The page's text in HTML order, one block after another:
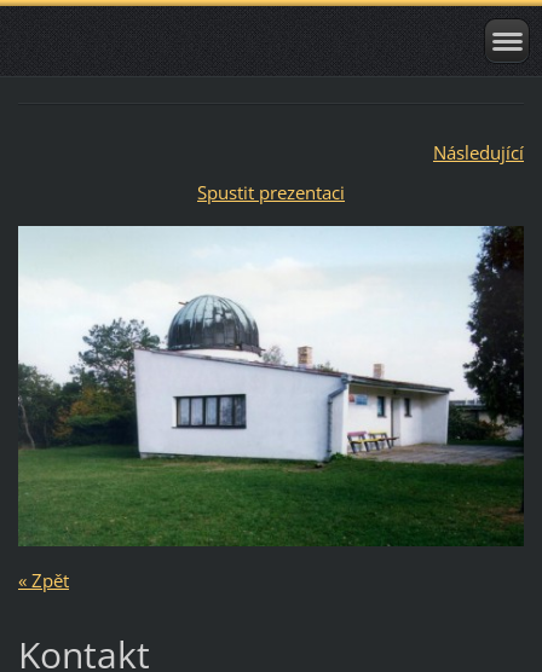
Následující
Spustit prezentaci
« Zpět
Kontakt